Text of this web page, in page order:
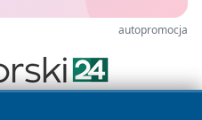
autopromocja